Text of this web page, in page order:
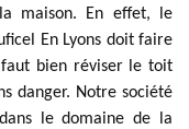
maison. En effet, le
En Lyons doit faire
faut bien réviser le toit
danger. Notre société
le domaine de la